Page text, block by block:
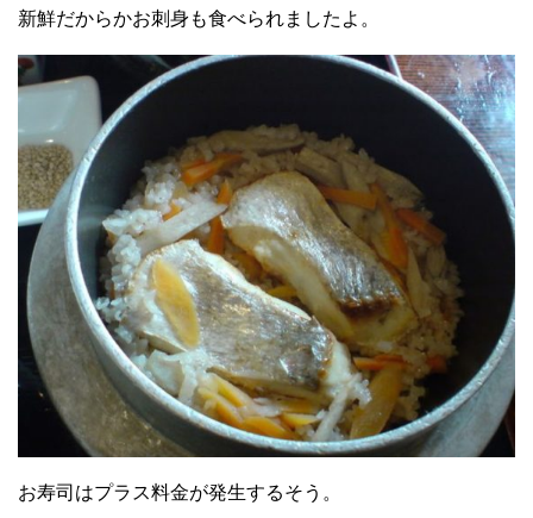
新鮮だからかお刺身も食べられましたよ。
お寿司はプラス料金が発生するそう。